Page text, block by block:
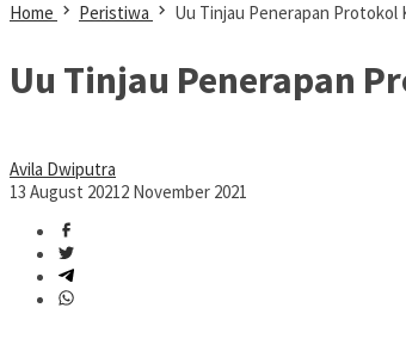
Home Peristiwa Uu Tinjau Penerapan Protokol
Uu Tinjau Penerapan
Avila Dwiputra
13 August 20212 November 2021